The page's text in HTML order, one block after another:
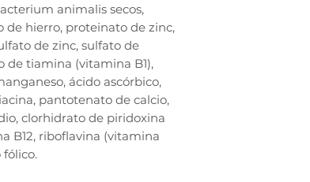
animalis secos,
hierro, proteinato de zinc,
de zinc, sulfato de
de tiamina (vitamina B1),
ácido ascórbico,
pantotenato de calcio,
clorhidrato de piridoxina
B12, riboflavina (vitamina